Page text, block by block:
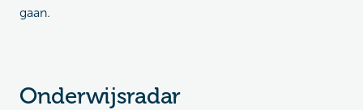
gaan.
Onderwijsradar